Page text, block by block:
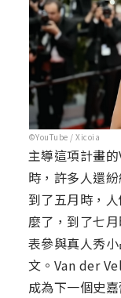
©YouTube / Xicoia
主導這項計畫
時，許多人還
到了五月時，
麼了，到了七
表參與真人秀
文。Van der
成為下一個史